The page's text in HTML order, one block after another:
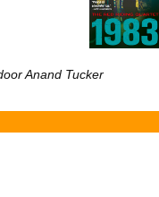
Anand Tucker